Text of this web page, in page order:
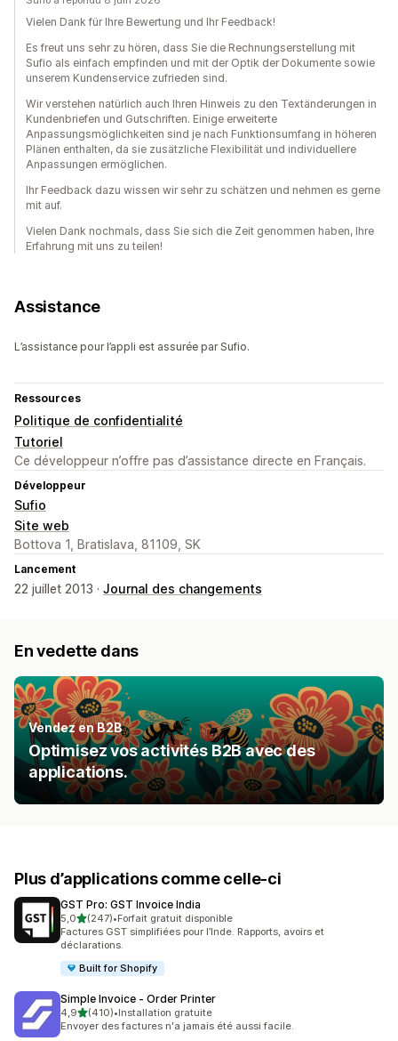
Vielen Dank für Ihre Bewertung und Ihr Feedback!
Es freut uns sehr zu hören, dass Sie die Rechnungserstellung mit
Sufio als einfach empfinden und mit der Optik der Dokumente sowie
unserem Kundenservice zufrieden sind.
Wir verstehen natürlich auch Ihren Hinweis zu den Textänderungen in
Kundenbriefen und Gutschriften. Einige erweiterte
Anpassungsmöglichkeiten sind je nach Funktionsumfang in höheren
Plänen enthalten, da sie zusätzliche Flexibilität und individuellere
Anpassungen ermöglichen.
Ihr Feedback dazu wissen wir sehr zu schätzen und nehmen es gerne
mit auf.
Vielen Dank nochmals, dass Sie sich die Zeit genommen haben, Ihre
Erfahrung mit uns zu teilen!
Assistance
L’assistance pour l’appli est assurée par Sufio.
Ressources
Politique de confidentialité
Tutoriel
Ce développeur n’offre pas d’assistance directe en Français.
Développeur
Sufio
Site web
Bottova 1, Bratislava, 81109, SK
Lancement
22 juillet 2013 · Journal des changements
En vedette dans
Vendez en B2B
Optimisez vos activités B2B avec des
applications.
Plus d’applications comme celle-ci
GST Pro: GST Invoice India
5,0étoile(s) sur 5
(247)
247 avis au total
•Forfait gratuit disponible
Factures GST simplifiées pour l’Inde. Rapports, avoirs et
déclarations.
Built for Shopify
Simple Invoice ‑ Order Printer
4,9étoile(s) sur 5
(410)
410 avis au total
•Installation gratuite
Envoyer des factures n'a jamais été aussi facile.